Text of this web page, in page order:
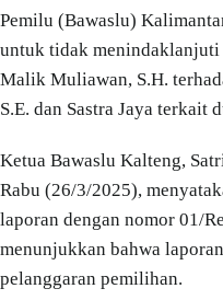
Pemilu (Bawaslu)
untuk tidak menindaklanjuti
Malik Muliawan, S.H.
S.E. dan Sastra Jaya terkait
Ketua Bawaslu Kalteng,
Rabu (26/3/2025),
laporan dengan nomor 01/
menunjukkan bahwa
pelanggaran pemilihan.